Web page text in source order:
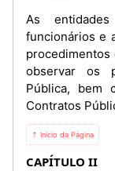
As
funcionários e
observar os
Pública, bem
Contratos
⇡ Início da Página
CAPÍTULO II